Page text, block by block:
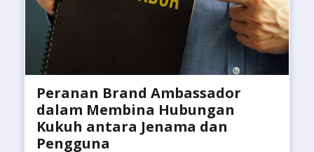
Peranan Brand Ambassador
dalam Membina Hubungan
Kukuh antara Jenama dan
Pengguna